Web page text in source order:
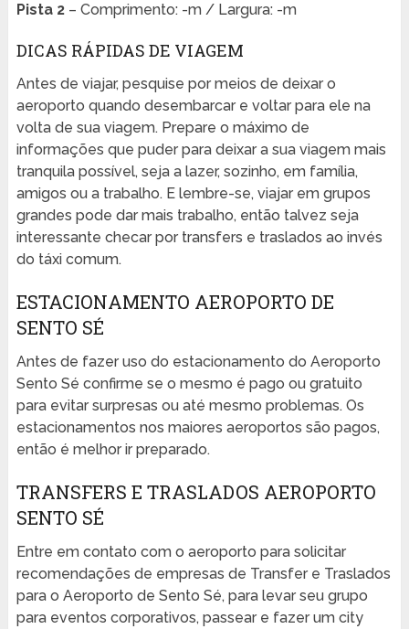
Pista 2– Comprimento: -m / Largura: -m
DICAS RÁPIDAS DE VIAGEM
Antes de viajar, pesquise por meios de deixar o
aeroporto quando desembarcar e voltar para ele na
volta de sua viagem. Prepare o máximo de
informações que puder para deixar a sua viagem mais
tranquila possível, seja a lazer, sozinho, em família,
amigos ou a trabalho. E lembre-se, viajar em grupos
grandes pode dar mais trabalho, então talvez seja
interessante checar por transfers e traslados ao invés
do táxi comum.
ESTACIONAMENTO AEROPORTO DE
SENTO SÉ
Antes de fazer uso do estacionamento do Aeroporto
Sento Sé confirme se o mesmo é pago ou gratuito
para evitar surpresas ou até mesmo problemas. Os
estacionamentos nos maiores aeroportos são pagos,
então é melhor ir preparado.
TRANSFERS E TRASLADOS AEROPORTO
SENTO SÉ
Entre em contato com o aeroporto para solicitar
recomendações de empresas de Transfer e Traslados
para o Aeroporto de Sento Sé, para levar seu grupo
para eventos corporativos, passear e fazer um city